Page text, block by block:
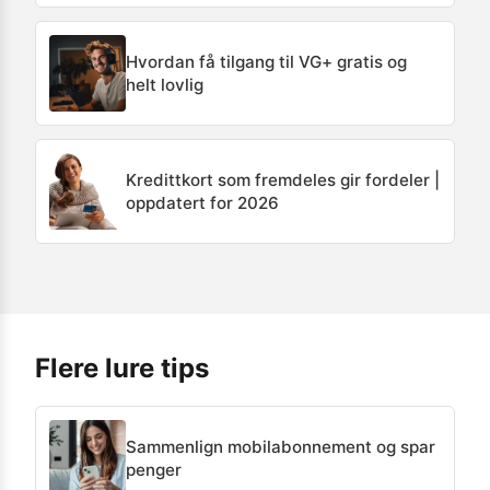
Hvordan få tilgang til VG+ gratis og
helt lovlig
Kredittkort som fremdeles gir fordeler |
oppdatert for 2026
Flere lure tips
Sammenlign mobilabonnement og spar
penger